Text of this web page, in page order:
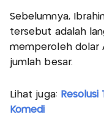
Sebelumnya,
tersebut adalah
memperoleh dolar
jumlah besar.
Lihat juga: Resolusi
Komedi